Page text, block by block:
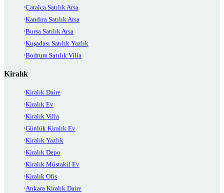
Çatalca Satılık Arsa
Kandıra Satılık Arsa
Bursa Satılık Arsa
Kuşadası Satılık Yazlık
Bodrum Satılık Villa
Kiralık
Kiralık Daire
Kiralık Ev
Kiralık Villa
Günlük Kiralık Ev
Kiralık Yazlık
Kiralık Depo
Kiralık Müstakil Ev
Kiralık Ofis
Ankara Kiralık Daire